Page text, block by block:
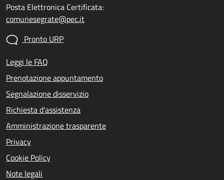
Posta Elettronica Certificata:
comunesegrate@pec.it
Pronto URP
Leggi le FAQ
Prenotazione appuntamento
Segnalazione disservizio
Richiesta d'assistenza
Amministrazione trasparente
Privacy
Cookie Policy
Note legali